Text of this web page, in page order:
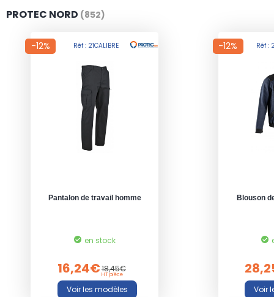
PROTEC NORD (852)
-12% Réf : 21CALIBRE
Pantalon de travail homme
en stock
16,24€18,45€
HT pièce
-12% Réf :
Blouson